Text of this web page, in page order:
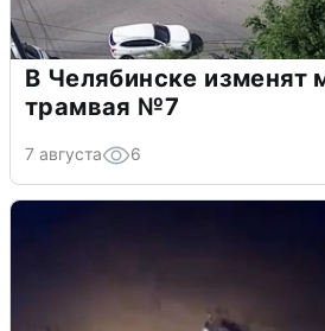
В Челябинске изменят
трамвая №7
7 августа 6